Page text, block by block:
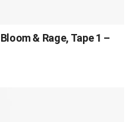
& Rage, Tape 1 –